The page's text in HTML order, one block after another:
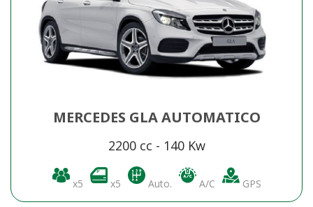
MERCEDES GLA AUTOMATICO
2200 cc - 140 Kw
x5 x5 Auto. A/C GPS